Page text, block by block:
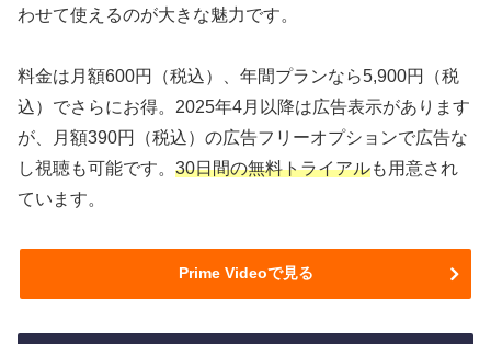
わせて使えるのが大きな魅力です。
料金は月額600円（税込）、年間プランなら5,900円（税
込）でさらにお得。2025年4月以降は広告表示があります
が、月額390円（税込）の広告フリーオプションで広告な
し視聴も可能です。 30日間の無料トライアルも用意され
ています。
Prime Videoで見る